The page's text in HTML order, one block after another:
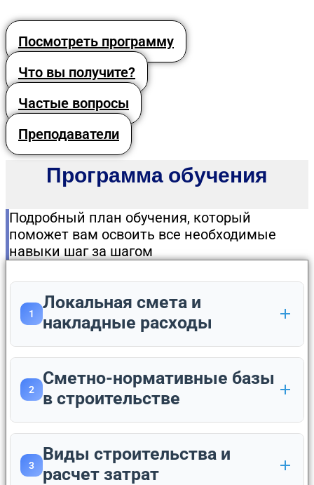
Посмотреть программу
Что вы получите?
Частые вопросы
Преподаватели
Программа обучения
Подробный план обучения, который
поможет вам освоить все необходимые
навыки шаг за шагом
1
Локальная смета и
накладные расходы
2
Сметно-нормативные базы
в строительстве
3
Виды строительства и
расчет затрат